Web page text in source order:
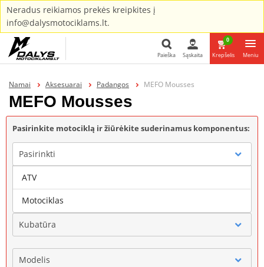
Neradus reikiamos prekės kreipkites į
info@dalysmotociklams.lt.
Paieška Sąskaita
0
Krepšelis Meniu
Namai Aksesuarai Padangos MEFO Mousses
MEFO Mousses
Pasirinkite motociklą ir žiūrėkite suderinamus komponentus:
Pasirinkti
Gamintojas
Kubatūra
Modelis
ATV
Motociklas